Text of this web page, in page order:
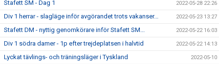
Stafett SM - Dag 1 2022-05-28 22:26
Div 1 herrar - slagläge inför avgörandet trots vakanser... 2022-05-23 13:27
Stafett DM - nyttig genomkörare inför Stafett SM... 2022-05-22 16:03
Div 1 södra damer - 1p efter trejdeplatsen i halvtid 2022-05-22 14:13
Lyckat tävlings- och träningsläger i Tyskland 2022-05-10